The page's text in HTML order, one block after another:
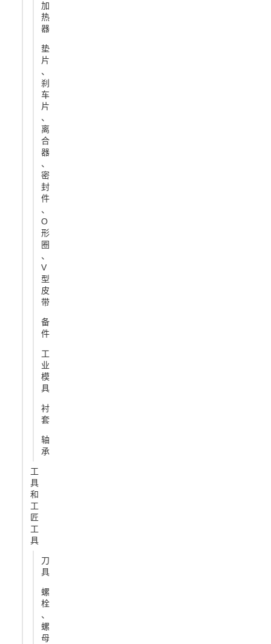
加
热
器
垫
片
、
刹
车
片
、
离
合
器
、
密
封
件
、
O
形
圈
、
V
型
皮
带
备
件
工
业
模
具
衬
套
轴
承
工
具
和
工
匠
工
具
刀
具
螺
栓
、
螺
母